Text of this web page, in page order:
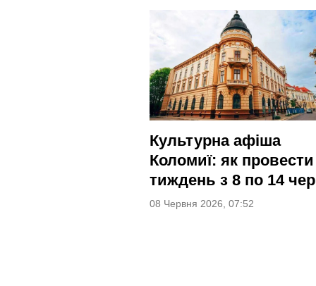
Культурна афіша
Коломиї: як провести
тиждень з 8 по 14
08 Червня 2026, 07:52